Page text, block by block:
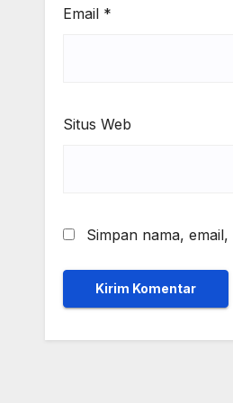
Email *
Situs Web
Simpan nama,